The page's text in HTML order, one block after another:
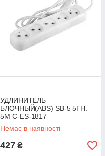
УДЛИНИТЕЛЬ
БЛОЧНЫЙ(ABS) SB-5 5ГН.
5М C-ES-1817
Немає в наявності
427 ₴